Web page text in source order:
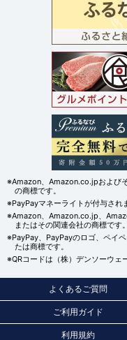
※Amazon、Amazon.co.jpおよび
の商標です。
※PayPayマネーライトが付与され
※Amazon、Amazon.co.jp、
またはその関連会社の商標です。
※PayPay、PayPayのロゴ、ペイ
たは商標です。
※QRコードは（株）デンソーウェ
よくあるご質問
ご利用ガイド
利用規約